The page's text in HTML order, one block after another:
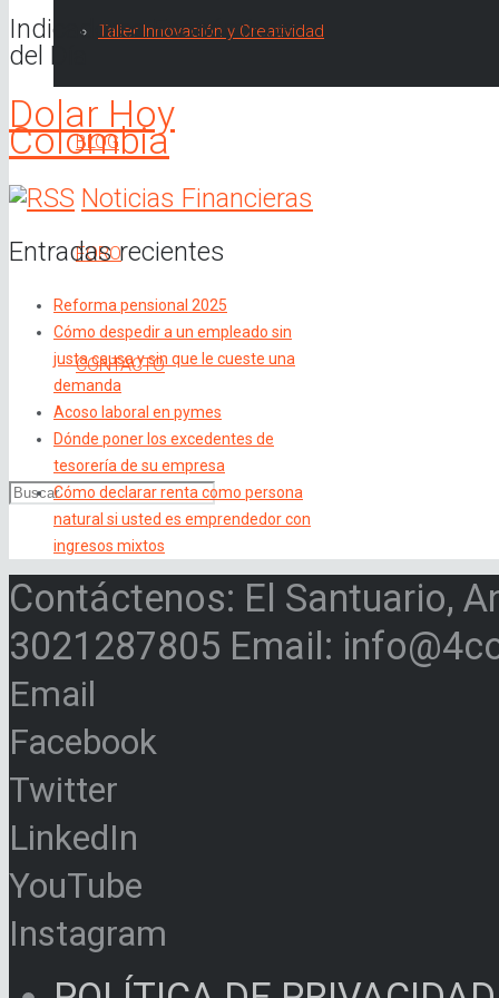
Taller Innovación y Creatividad
BLOG
FORO
CONTACTO
Indicadores Económicos
del Día
Dolar Hoy
Colombia
Noticias Financieras
Entradas recientes
Reforma pensional 2025
Cómo despedir a un empleado sin
justa causa y sin que le cueste una
demanda
Acoso laboral en pymes
Dónde poner los excedentes de
tesorería de su empresa
Cómo declarar renta como persona
natural si usted es emprendedor con
ingresos mixtos
Contáctenos: El Santuario,
3021287805 Email:
Email
Facebook
Twitter
LinkedIn
YouTube
Instagram